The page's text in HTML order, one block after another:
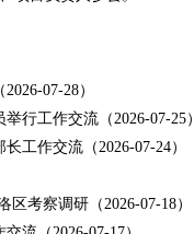
（2026-07-28）
举行工作交流（2026-07-25）
长工作交流（2026-07-24）
区考察调研（2026-07-18）